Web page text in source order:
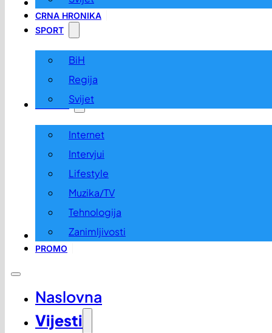
LOKALNO
CRNA HRONIKA
SPORT
BiH
Regija
Svijet
ZABAVA
Internet
Intervjui
Lifestyle
Muzika/TV
Tehnologija
Zanimljivosti
OGLASI I KONKURSI
PROMO
Naslovna
Vijesti